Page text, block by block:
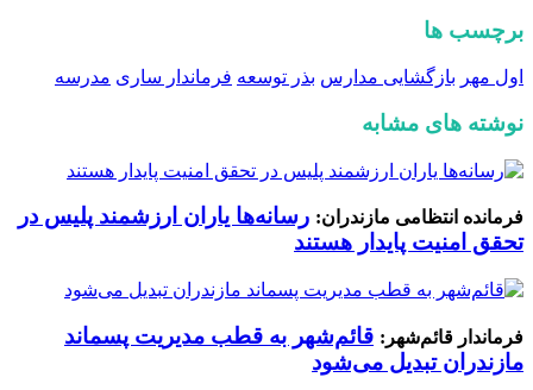
برچسب ها
اول مهر بازگشایی مدارس بذر توسعه فرماندار ساری مدرسه
نوشته های مشابه
فرمانده انتظامی مازندران: رسانه‌ها یاران ارزشمند پلیس در
تحقق امنیت پایدار هستند
فرماندار قائم‌شهر: قائم‌شهر به قطب مدیریت پسماند
مازندران تبدیل می‌شود